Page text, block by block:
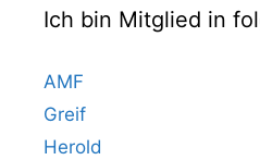
Ich bin Mitglied in
AMF
Greif
Herold